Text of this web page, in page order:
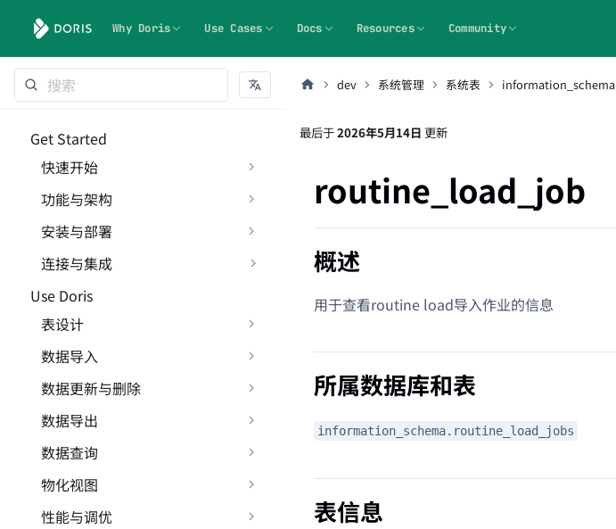
Why Doris Use Cases Docs Resources Community
Get Started
快速开始
功能与架构
安装与部署
连接与集成
Use Doris
表设计
数据导入
数据更新与删除
数据导出
数据查询
物化视图
性能与调优
dev 系统管理 系统表 information_schema
最后于2026年5月14日 更新
routine_load_job
概述
用于查看routine load导入作业的信息
所属数据库和表
information_schema.routine_load_jobs
表信息